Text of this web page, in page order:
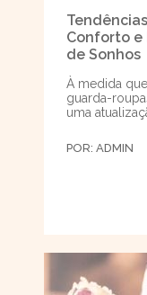
Conforto e
de Sonhos
À medida
guarda-
uma
POR: ADMIN